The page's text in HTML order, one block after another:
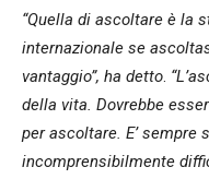
“Quella di ascoltare è la
internazionale se
vantaggio”, ha detto.
della vita. Dovrebbe
per ascoltare. E’ sempre
incomprensibilmente